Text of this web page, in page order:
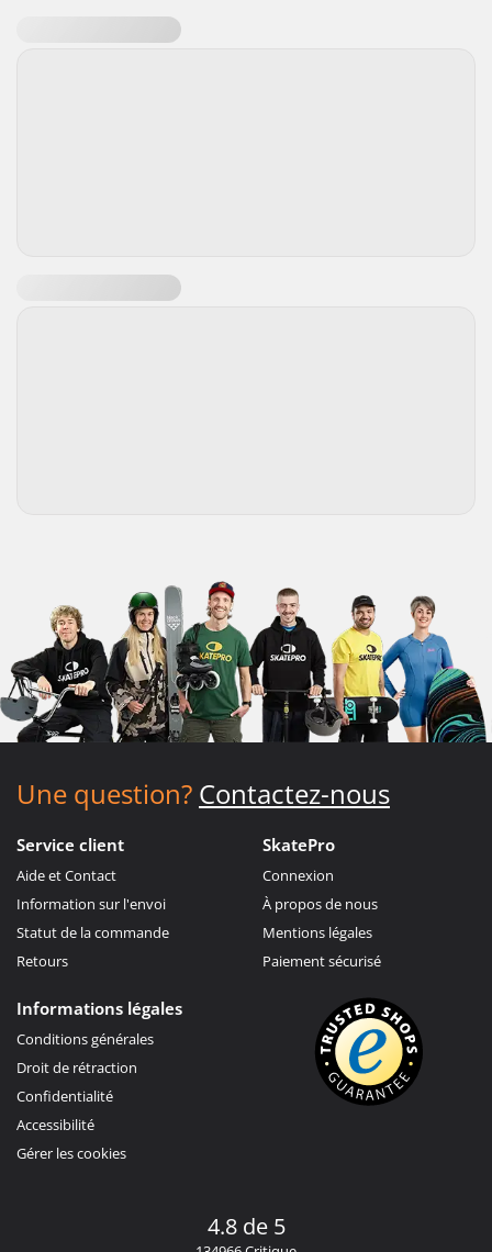
Une question? Contactez-nous
Service client
Aide et Contact
Information sur l'envoi
Statut de la commande
Retours
SkatePro
Connexion
À propos de nous
Mentions légales
Paiement sécurisé
Informations légales
Conditions générales
Droit de rétraction
Confidentialité
Accessibilité
Gérer les cookies
4.8 de 5